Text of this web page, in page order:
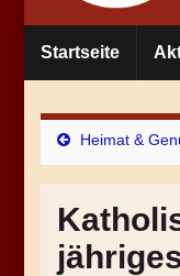
Startseite
Heimat &